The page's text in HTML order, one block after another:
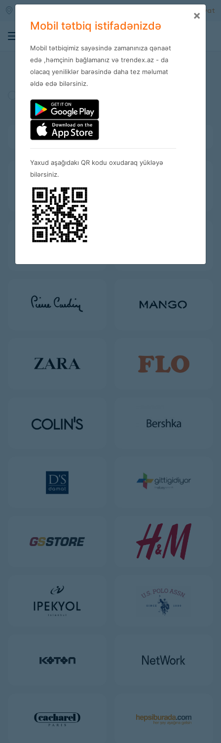
Qeydiyyat
Mağazalar
Bütün kateqoriyalar
×
Mobil tətbiq istifadənizdə
Mobil tətbiqimiz sayəsində zamanınıza qənaət
edə ,həmçinin bağlamanız və trendex.az - da
olacaq yeniliklər barəsində daha tez məlumat
əldə edə bilərsiniz.
Yaxud aşağıdakı QR kodu oxudaraq yükləyə
bilərsiniz.